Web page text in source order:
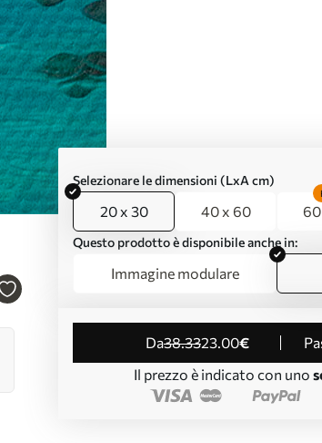
Selezionare le dimensioni (LxA cm)
20 x 30 40 x 60
Questo prodotto è disponibile anche in:
Immagine modulare
da38.3323.00€
Il prezzo è indicato con uno